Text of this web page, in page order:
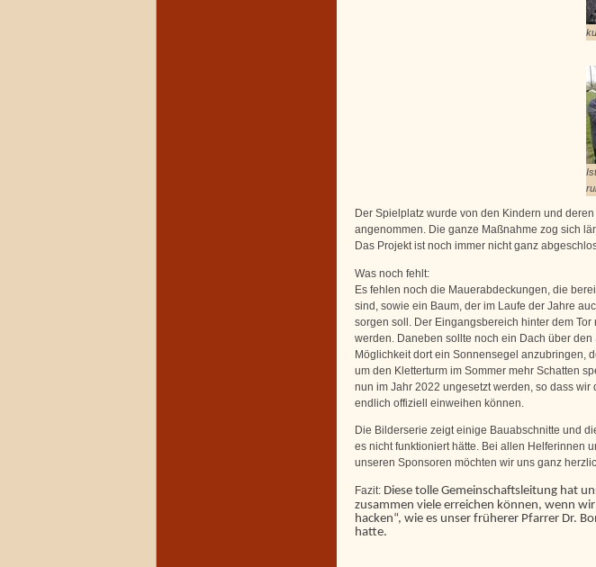
Der Spielplatz wurde von den Kindern und
angenommen. Die ganze Maßnahme zog sich
Das Projekt ist noch immer nicht ganz
Was noch fehlt:
Es fehlen noch die Mauerabdeckungen, die
sind, sowie ein Baum, der im Laufe der Jahre
sorgen soll. Der Eingangsbereich hinter dem Tor
werden. Daneben sollte noch ein Dach über den
Möglichkeit dort ein Sonnensegel anzubringen,
um den Kletterturm im Sommer mehr Schatten
nun im Jahr 2022 ungesetzt werden, so dass wir
endlich offiziell einweihen können.
Die Bilderserie zeigt einige Bauabschnitte und
es nicht funktioniert hätte. Bei allen Helferinnen
unseren Sponsoren möchten wir uns ganz
Fazit: Diese tolle Gemeinschaftsleitung hat
zusammen viele erreichen können, wenn wir
hacken“, wie es unser früherer Pfarrer Dr.
hatte.